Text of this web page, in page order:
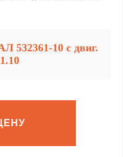
532361-10 с двиг.